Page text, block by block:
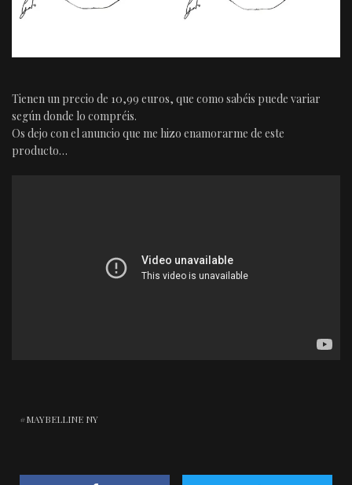
Tienen un precio de 10,99 euros, que como sabéis puede variar
según donde lo compréis.
Os dejo con el anuncio que me hizo enamorarme de este
producto…
MAYBELLINE NY